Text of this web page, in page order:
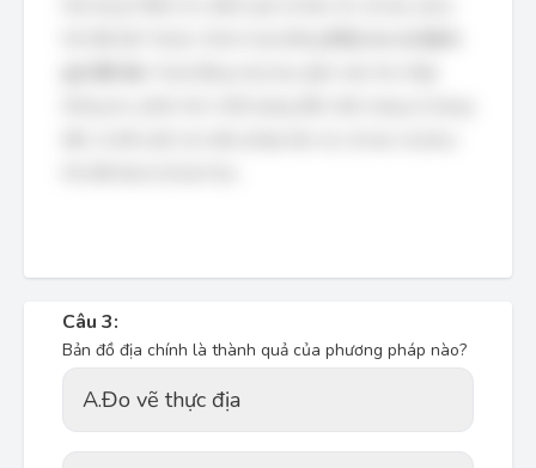
Câu 3:
Bản đồ địa chính là thành quả của phương pháp nào?
A.Đo vẽ thực địa